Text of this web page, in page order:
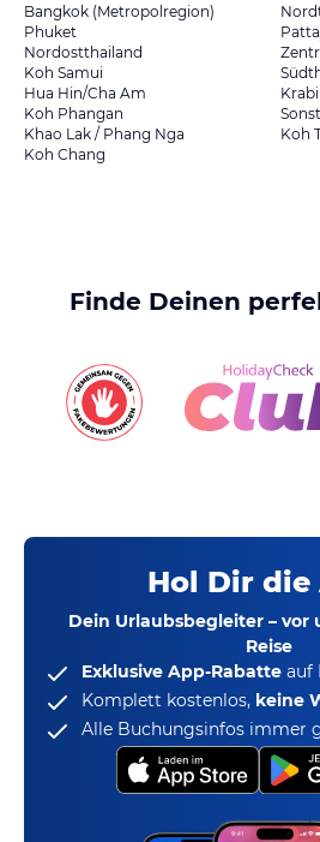
Bangkok (Metropolregion)
Phuket
Nordostthailand
Koh Samui
Hua Hin/Cha Am
Krabi
Koh Phangan
Khao Lak / Phang Nga
Koh
Koh Chang
Finde Deinen
Hol Dir die
Dein Urlaubsbegleiter – vor
Reise
Exklusive App-Rabatte auf
Komplett kostenlos, keine
Alle Buchungsinfos immer